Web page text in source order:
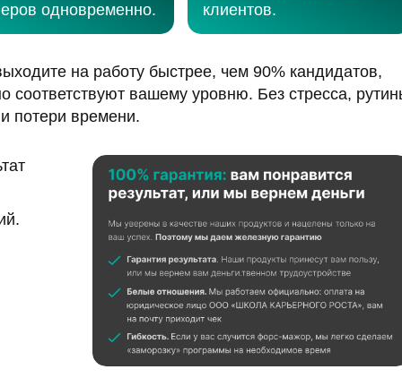
клиентов.
на работу быстрее, чем 90% кандидатов,
соответствуют вашему уровню. Без стресса,
и потери времени.
одновременно.